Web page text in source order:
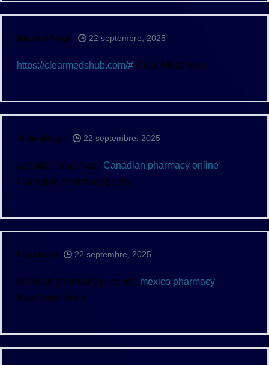
RichardForge 22 septembre, 2025
https://clearmedshub.com/# Clear Meds Hub
JamesDrype 22 septembre, 2025
canadian pharmacy Canadian pharmacy online
Canadian pharmacy prices
Eugenerix 22 septembre, 2025
Mexican pharmacy price list: mexico pharmacy –
BajaMedsDirect